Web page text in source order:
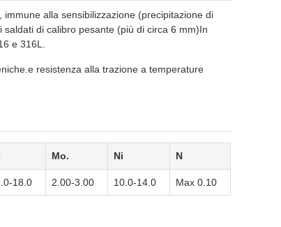
alla sensibilizzazione (precipitazione di
di calibro pesante (più di circa 6 mm)In
e 316L.
resistenza alla trazione a temperature
Mo. Ni N
18.0 2.00-3.00 10.0-14.0 Max 0.10